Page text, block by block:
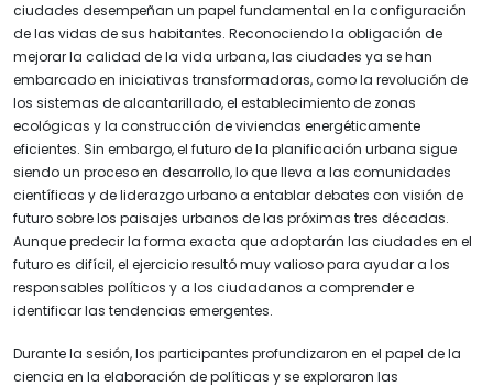
ciudades desempeñan un papel fundamental en la configuración
de las vidas de sus habitantes. Reconociendo la obligación de
mejorar la calidad de la vida urbana, las ciudades ya se han
embarcado en iniciativas transformadoras, como la revolución de
los sistemas de alcantarillado, el establecimiento de zonas
ecológicas y la construcción de viviendas energéticamente
eficientes. Sin embargo, el futuro de la planificación urbana sigue
siendo un proceso en desarrollo, lo que lleva a las comunidades
científicas y de liderazgo urbano a entablar debates con visión de
futuro sobre los paisajes urbanos de las próximas tres décadas.
Aunque predecir la forma exacta que adoptarán las ciudades en el
futuro es difícil, el ejercicio resultó muy valioso para ayudar a los
responsables políticos y a los ciudadanos a comprender e
identificar las tendencias emergentes.
Durante la sesión, los participantes profundizaron en el papel de la
ciencia en la elaboración de políticas y se exploraron las